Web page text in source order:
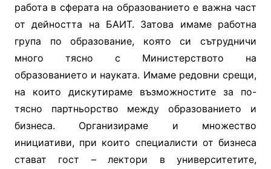
работа в сферата на образованието е важна част
от дейността на БАИТ. Затова имаме работна
група по образование, която си сътрудничи
много тясно с Министерството на
образованието и науката. Имаме редовни срещи,
на които дискутираме възможностите за по-
тясно партньорство между образованието и
бизнеса. Организираме и множество
инициативи, при които специалисти от бизнеса
стават гост – лектори в университетите,